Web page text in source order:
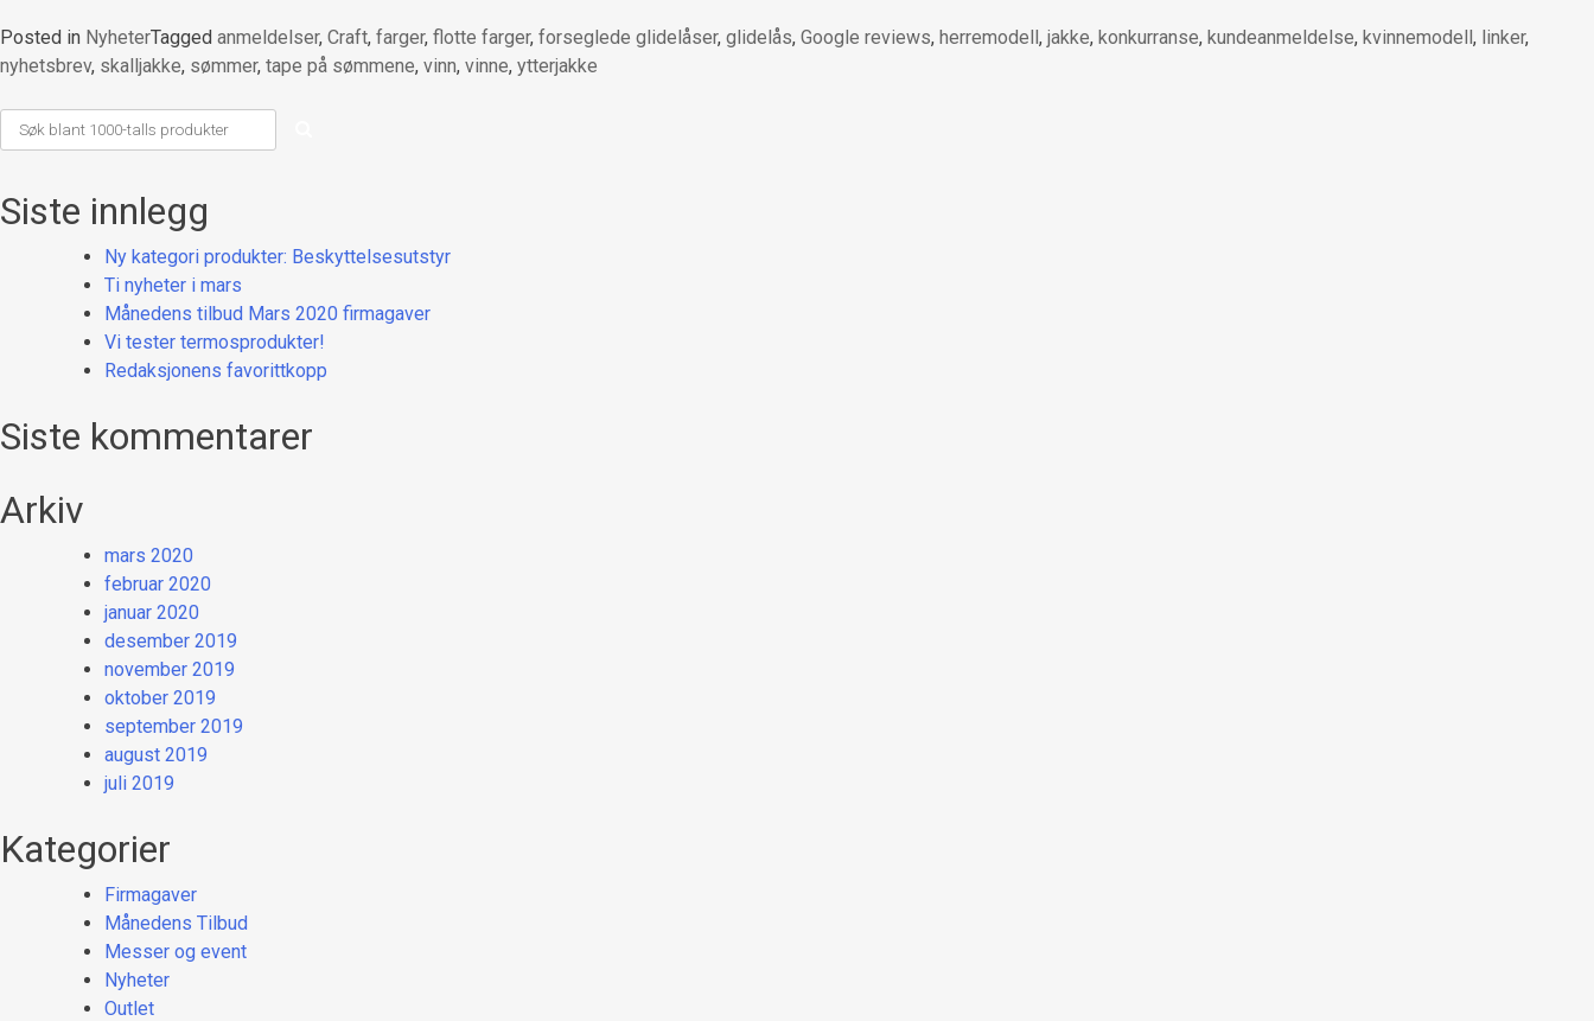
Posted in NyheterTagged anmeldelser, Craft, farger, flotte farger, forseglede glidelåser, glidelås, Google reviews, herremodell, jakke, konkurranse, kundeanmeldelse, kvinnemodell, linker,
nyhetsbrev, skalljakke, sømmer, tape på sømmene, vinn, vinne, ytterjakke
Siste innlegg
Ny kategori produkter: Beskyttelsesutstyr
Ti nyheter i mars
Månedens tilbud Mars 2020 firmagaver
Vi tester termosprodukter!
Redaksjonens favorittkopp
Siste kommentarer
Arkiv
mars 2020
februar 2020
januar 2020
desember 2019
november 2019
oktober 2019
september 2019
august 2019
juli 2019
Kategorier
Firmagaver
Månedens Tilbud
Messer og event
Nyheter
Outlet